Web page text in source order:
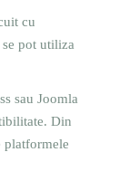
cu
pot utiliza
sau Joomla
Din
platformele